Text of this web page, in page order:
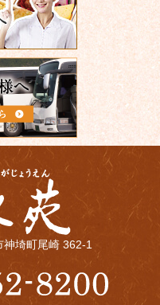
埼町尾崎 362-1